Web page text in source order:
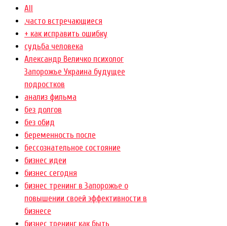
All
.часто встречающиеся
+ как исправить ошибку
cудьба человека
Александр Величко психолог
Запорожье Украина будущее
подростков
анализ фильма
без долгов
без обид
беременность после
бессознательное состояние
бизнес идеи
бизнес сегодня
бизнес тренинг в Запорожье о
повышении своей эффективности в
бизнесе
бизнес тренинг как быть